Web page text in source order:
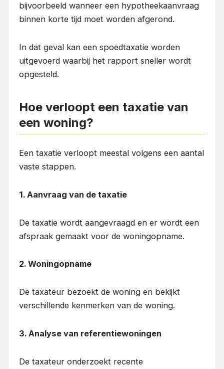
bijvoorbeeld wanneer een hypotheekaanvraag
binnen korte tijd moet worden afgerond.
In dat geval kan een spoedtaxatie worden
uitgevoerd waarbij het rapport sneller wordt
opgesteld.
Hoe verloopt een taxatie van
een woning?
Een taxatie verloopt meestal volgens een aantal
vaste stappen.
1. Aanvraag van de taxatie
De taxatie wordt aangevraagd en er wordt een
afspraak gemaakt voor de woningopname.
2. Woningopname
De taxateur bezoekt de woning en bekijkt
verschillende kenmerken van de woning.
3. Analyse van referentiewoningen
De taxateur onderzoekt recente